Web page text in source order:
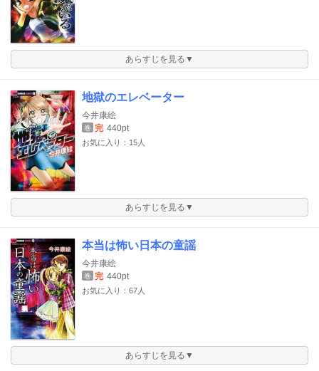
あらすじを見る▼
地獄のエレベーター
今井康絵
巻 完 440pt
お気に入り：15人
あらすじを見る▼
本当は怖い日本の童謡
今井康絵
巻 完 440pt
お気に入り：67人
あらすじを見る▼